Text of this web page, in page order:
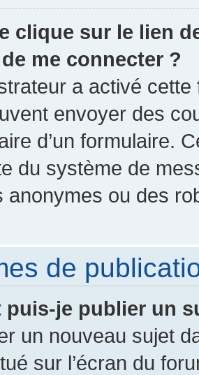
clique sur le lien
me connecter ?
a activé
envoyer des
d’un formulaire.
du système de
anonymes ou des
de
puis-je publier un
un nouveau sujet
sur l’écran du